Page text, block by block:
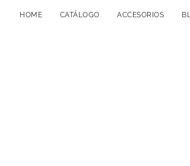
HOME CATÁLOGO ACCESORIOS